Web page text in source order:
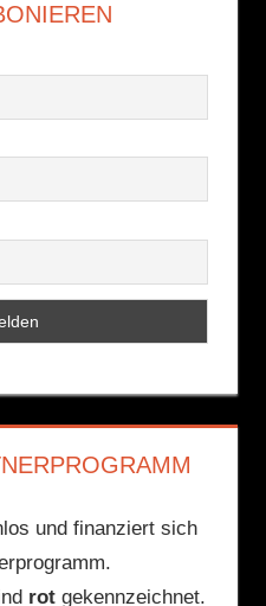
und finanziert sich
rotgekennzeichnet.